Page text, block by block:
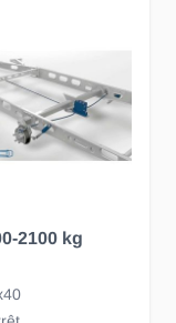
2100 kg